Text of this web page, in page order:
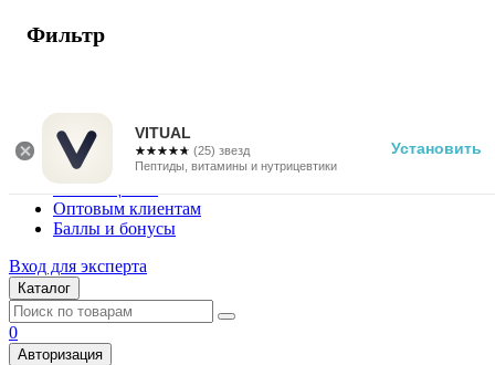
VITUAL
☆☆☆☆☆
★★★★★ (25) звезд
Пептиды, витамины и нутрицевтики
Установить
г. Москва
Vitual Peptide
+7 (800) 101-13-25
Специалистам
Поставщикам
Оптовым клиентам
Баллы и бонусы
Вход для эксперта
Каталог
0
Авторизация
Фильтр